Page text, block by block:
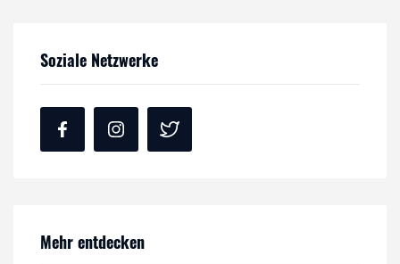
Soziale Netzwerke
Mehr entdecken